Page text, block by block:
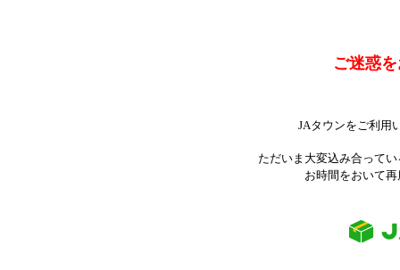
ご迷惑
JAタウンをご利用
ただいま大変込み合って
お時間をおいて